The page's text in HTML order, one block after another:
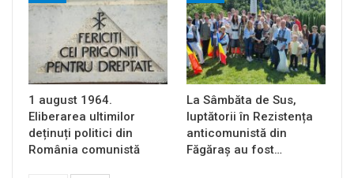
1 august 1964.
Eliberarea ultimilor
deținuți politici din
România comunistă
La Sâmbăta de Sus,
luptătorii în Rezistența
anticomunistă din
Făgăraș au fost…